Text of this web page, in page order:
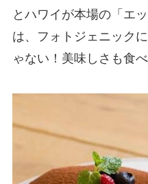
とハワイが本場の「エ
は、フォトジェニック
ゃない！美味しさも食